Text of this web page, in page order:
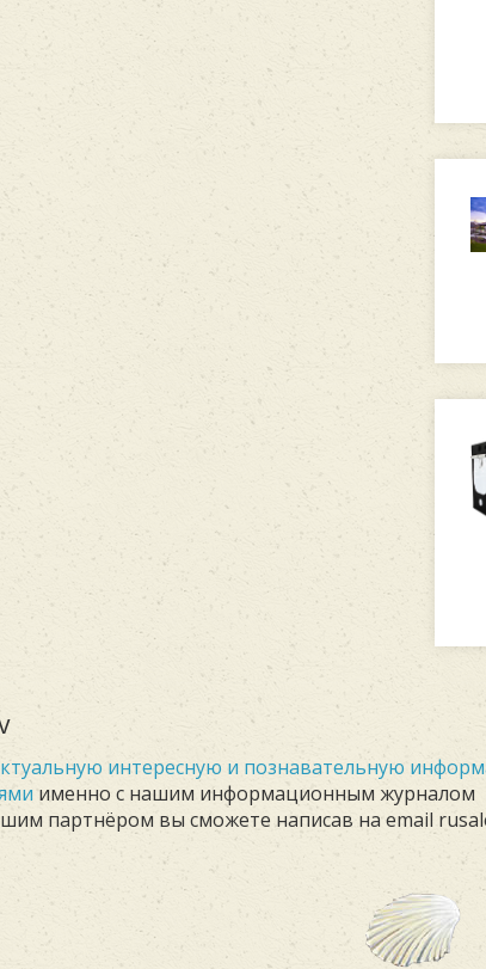
интересную и познавательную
именно с нашим информационным журналом
партнёром вы сможете написав на email